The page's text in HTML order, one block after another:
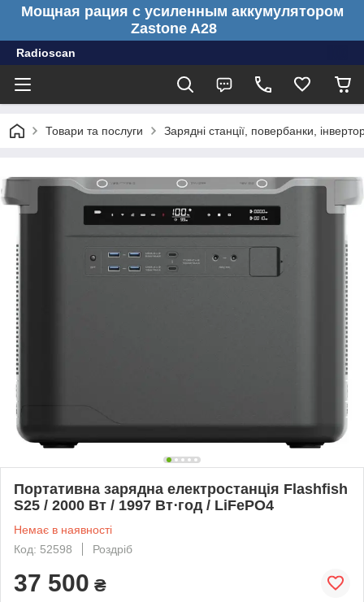
Мощная рация с усиленным аккумулятором
Zastone A28
Radioscan
Товари та послуги Зарядні станції, повербанки,
Портативна зарядна електростанція Flashfish
S25 / 2000 Вт / 1997 Вт⋅год / LiFePO4
Немає в наявності
Код: 52598
Роздріб
37 500 ₴